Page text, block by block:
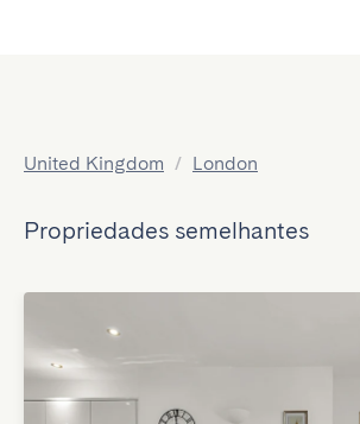
United Kingdom / London
Propriedades semelhantes